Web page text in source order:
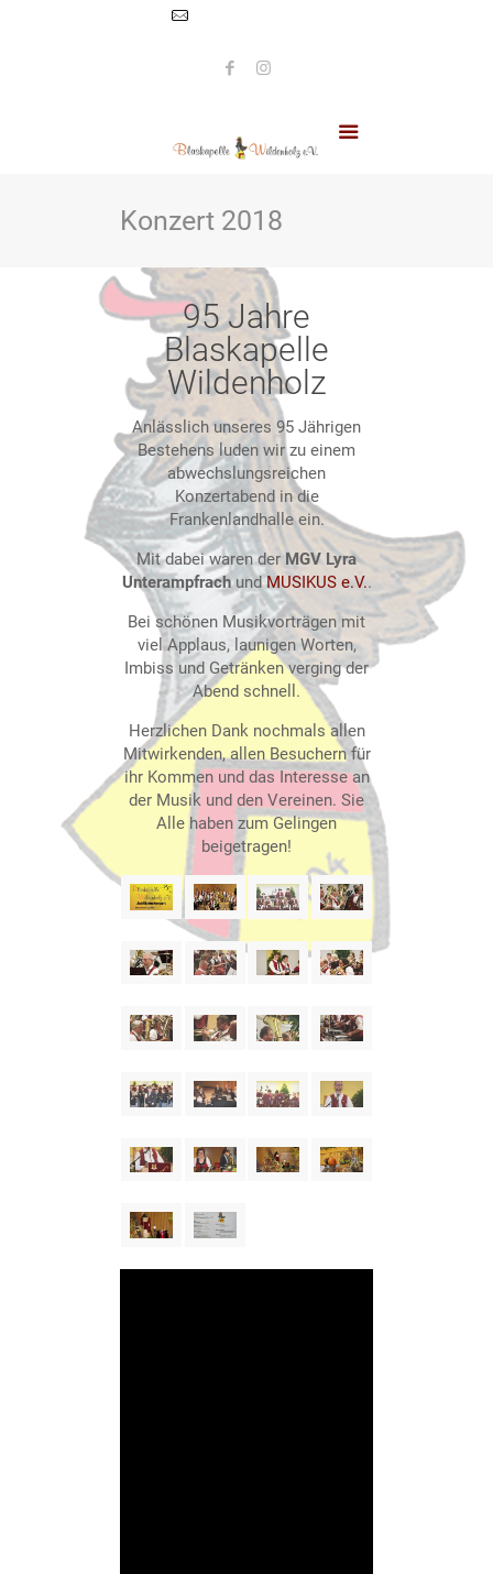
Konzert 2018
95 Jahre
Blaskapelle
Wildenholz
Anlässlich unseres 95 Jährigen
Bestehens luden wir zu einem
abwechslungsreichen
Konzertabend in die
Frankenlandhalle ein.
Mit dabei waren derMGV Lyra
UnterampfrachundMUSIKUS e.V..
Bei schönen Musikvorträgen mit
viel Applaus, launigen Worten,
Imbiss und Getränken verging der
Abend schnell.
Herzlichen Dank nochmals allen
Mitwirkenden, allen Besuchern für
ihr Kommen und das Interesse an
der Musik und den Vereinen. Sie
Alle haben zum Gelingen
beigetragen!